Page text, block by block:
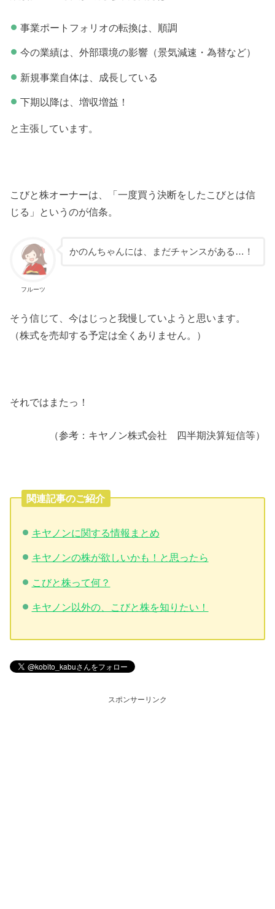
事業ポートフォリオの転換は、順調
今の業績は、外部環境の影響（景気減速・為替など）
新規事業自体は、成長している
下期以降は、増収増益！
と主張しています。
こびと株オーナーは、「一度買う決断をしたこびとは信
じる」というのが信条。
フルーツ
かのんちゃんには、まだチャンスがある…！
そう信じて、今はじっと我慢していようと思います。
（株式を売却する予定は全くありません。）
それではまたっ！
（参考：キヤノン株式会社 四半期決算短信等）
関連記事のご紹介
キヤノンに関する情報まとめ
キヤノンの株が欲しいかも！と思ったら
こびと株って何？
キヤノン以外の、こびと株を知りたい！
スポンサーリンク